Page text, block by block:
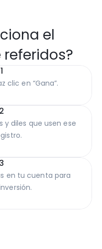
el
clic en “Gana”.
diles que usen ese
en tu cuenta para